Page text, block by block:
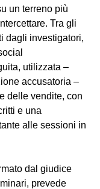
un terreno più
Tra gli
dagli investigatori,
utilizzata –
accusatoria –
delle vendite, con
e una
alle sessioni in
dal giudice
prevede